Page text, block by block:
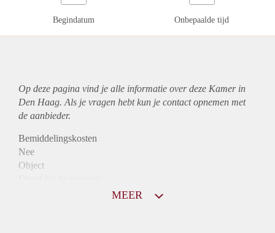
Begindatum Onbepaalde tijd
Op deze pagina vind je alle informatie over deze Kamer in
Den Haag. Als je vragen hebt kun je contact opnemen met
de aanbieder.
Bemiddelingskosten
Nee
Object
MEER